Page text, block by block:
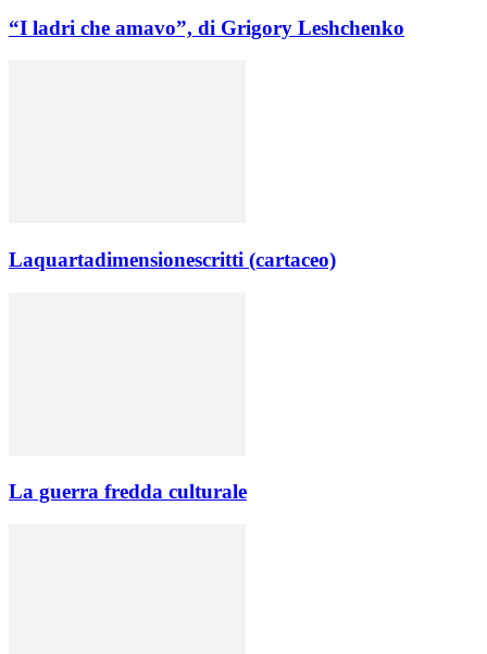
“I ladri che amavo”, di Grigory Leshchenko
Laquartadimensionescritti (cartaceo)
La guerra fredda culturale